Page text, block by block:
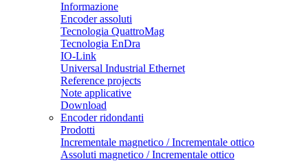
Informazione
Encoder assoluti
Tecnologia QuattroMag
Tecnologia EnDra
IO-Link
Universal Industrial Ethernet
Reference projects
Note applicative
Download
Encoder ridondanti
Prodotti
Incrementale magnetico / Incrementale ottico
Assoluti magnetico / Incrementale ottico